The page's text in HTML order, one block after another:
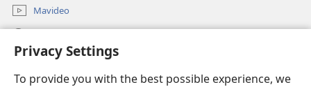
Privacy Settings
To provide you with the best possible experience, we
Mavideo
(opens